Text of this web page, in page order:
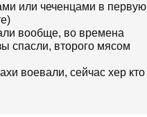
или чеченцами в первую
вообще, во времена
спасли, второго мясом
воевали, сейчас хер кто